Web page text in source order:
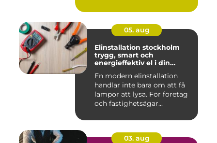
05. aug
Elinstallation stockholm
trygg, smart och
energieffektiv el i din
En modern elinstallation
handlar inte bara om att få
lampor att lysa. För företag
och fastighetsägar...
03. aug